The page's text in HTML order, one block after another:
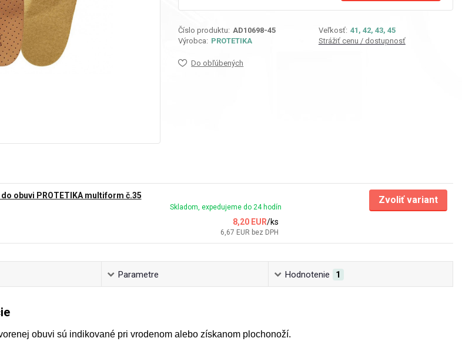
Číslo produktu: AD10698-45 Veľkosť: 41, 42, 43, 45
Výrobca: PROTETIKA Strážiť cenu / dostupnosť
Do obľúbených
obuvi PROTETIKA multiform č.35
8,20 EUR/ks
6,67 EUR bez DPH
Skladom, expedujeme do 24 hodín
Zvoliť variant
Parametre Hodnotenie 1
obuvi sú indikované pri vrodenom alebo získanom plochonoží.